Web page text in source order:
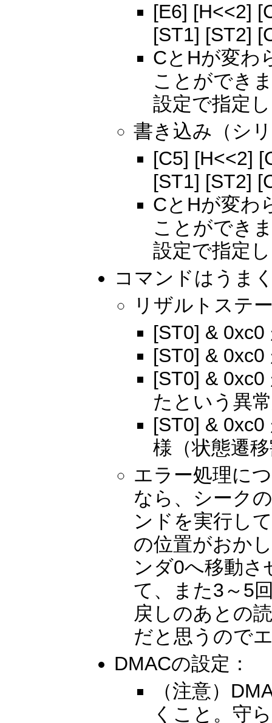
[E6] [H<<2]
[ST1] [ST2]
CとHが変わ
ことができ
設定で指定
書き込み（シ
[C5] [H<<2]
[ST1] [ST2]
CとHが変わ
ことができ
設定で指定
コマンドはうま
リザルトステ
[ST0] &
[ST0] &
[ST0] &
たという異
[ST0] &
様（状態遷
エラー処理に
なら、シーク
ンドを実行し
の位置がおか
ンダ0へ移動
て、また3～5
戻しのあとの
だと思うので
DMACの設定：
（注意）
くこと。守